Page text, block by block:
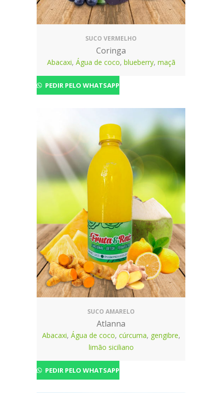
SUCO VERMELHO
Coringa
Abacaxi, Água de coco, blueberry, maçã
PEDIR PELO WHATSAPP
SUCO AMARELO
Atlanna
Abacaxi, Água de coco, cúrcuma, gengibre,
limão siciliano
PEDIR PELO WHATSAPP